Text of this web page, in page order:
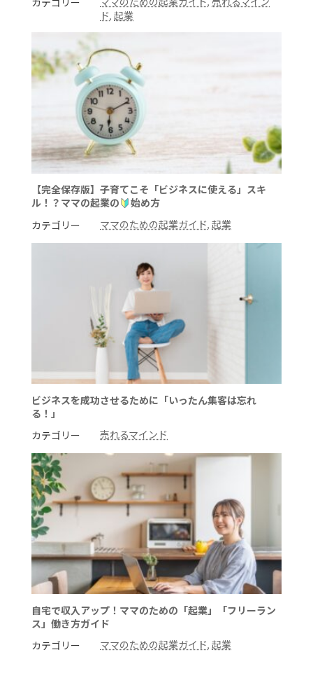
カテゴリー
ド, 起業
【完全保存版】子育てこそ「ビジネスに使える」スキ
ル！？ママの起業の
始め方
カテゴリー
ママのための起業ガイド, 起業
ビジネスを成功させるために「いったん集客は忘れ
る！」
カテゴリー
売れるマインド
自宅で収入アップ！ママのための「起業」「フリーラン
ス」働き方ガイド
カテゴリー
ママのための起業ガイド, 起業